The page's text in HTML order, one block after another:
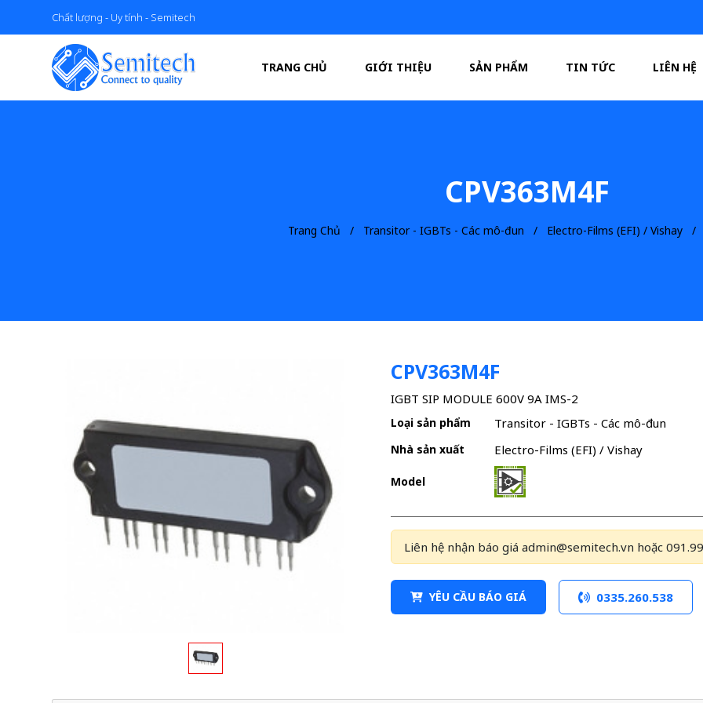
Chất lượng - Uy tính - Semitech
TRANG CHỦ GIỚI THIỆU SẢN PHẨM TIN TỨC LIÊN HỆ
CPV363M4F
Trang Chủ Transitor - IGBTs - Các mô-đun Electro-Films (EFI) / Vishay
CPV363M4F
IGBT SIP MODULE 600V 9A IMS-2
Loại sản phẩm Transitor - IGBTs - Các mô-đun
Nhà sản xuất Electro-Films (EFI) / Vishay
Model
Liên hệ nhận báo giá admin@semitech.vn hoặc
YÊU CẦU BÁO GIÁ 0335.260.538